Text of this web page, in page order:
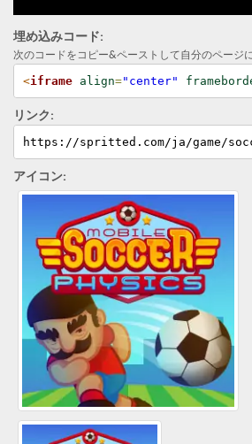
埋め込みコード:
次のコードをコピー&ペーストして自分のページ
<iframe align="center"
リンク:
https://spritted.com/ja/game/
アイコン: